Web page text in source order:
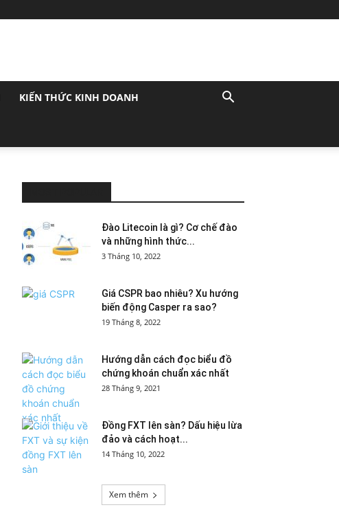
KIẾN THỨC KINH DOANH
Đào Litecoin là gì? Cơ chế đào
và những hình thức...
3 Tháng 10, 2022
Giá CSPR bao nhiêu? Xu hướng
biến động Casper ra sao?
19 Tháng 8, 2022
Hướng dẫn cách đọc biểu đồ
chứng khoán chuẩn xác nhất
28 Tháng 9, 2021
Đồng FXT lên sàn? Dấu hiệu lừa
đảo và cách hoạt...
14 Tháng 10, 2022
Xem thêm